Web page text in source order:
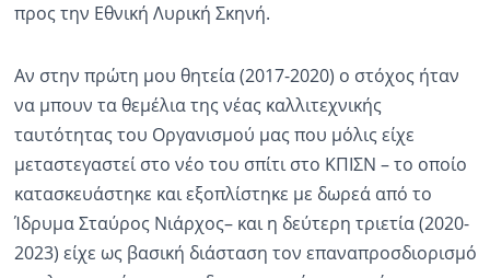
προς την Εθνική Λυρική Σκηνή.
Αν στην πρώτη μου θητεία (2017-2020) ο στόχος ήταν
να μπουν τα θεμέλια της νέας καλλιτεχνικής
ταυτότητας του Οργανισμού μας που μόλις είχε
μεταστεγαστεί στο νέο του σπίτι στο ΚΠΙΣΝ – το οποίο
κατασκευάστηκε και εξοπλίστηκε με δωρεά από το
Ίδρυμα Σταύρος Νιάρχος– και η δεύτερη τριετία (2020-
2023) είχε ως βασική διάσταση τον επαναπροσδιορισμό